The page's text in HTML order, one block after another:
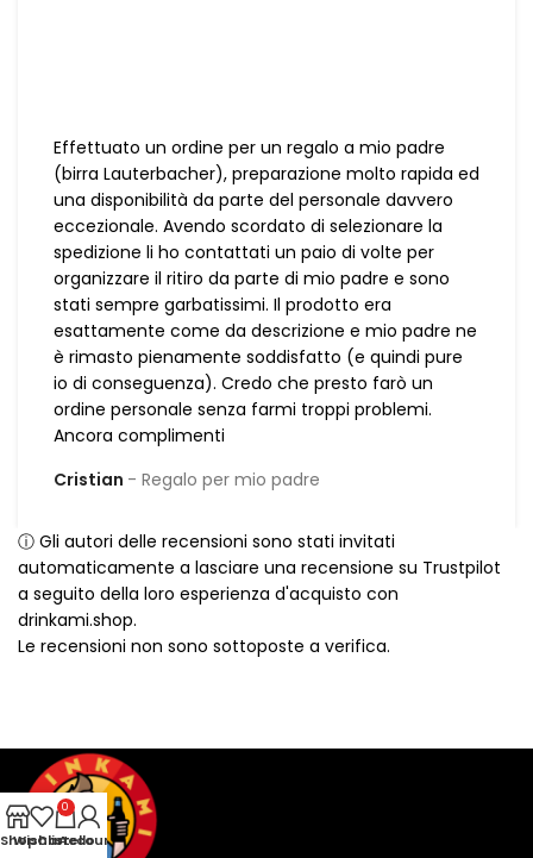
Effettuato un ordine per un regalo a mio padre
(birra Lauterbacher), preparazione molto rapida ed
una disponibilità da parte del personale davvero
eccezionale. Avendo scordato di selezionare la
spedizione li ho contattati un paio di volte per
organizzare il ritiro da parte di mio padre e sono
stati sempre garbatissimi. Il prodotto era
esattamente come da descrizione e mio padre ne
è rimasto pienamente soddisfatto (e quindi pure
io di conseguenza). Credo che presto farò un
ordine personale senza farmi troppi problemi.
Ancora complimenti
Cristian
Regalo per mio padre
ⓘ Gli autori delle recensioni sono stati invitati
automaticamente a lasciare una recensione su Trustpilot
a seguito della loro esperienza d'acquisto con
drinkami.shop.
Le recensioni non sono sottoposte a verifica.
Shop
Wishlist
0
Carrello
Account